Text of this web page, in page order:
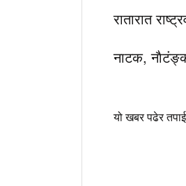
रातारात
नाटक,
यो खबर पढेर